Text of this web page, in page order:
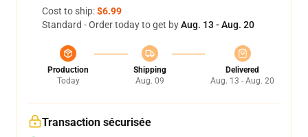
Cost to ship:$6.99
Standard - Order today to get byAug. 13 - Aug. 20
Production
Today
Shipping
Aug. 09
Delivered
Aug. 13 - Aug. 20
Transaction sécurisée